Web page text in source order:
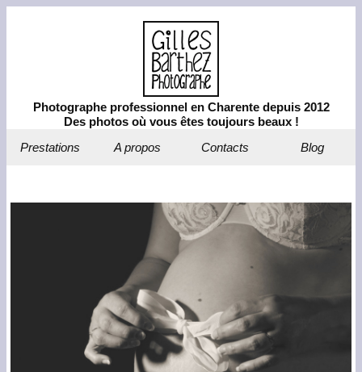
Photographe professionnel en Charente depuis 2012
Des photos où vous êtes toujours beaux !
Prestations
A propos Contacts Blog